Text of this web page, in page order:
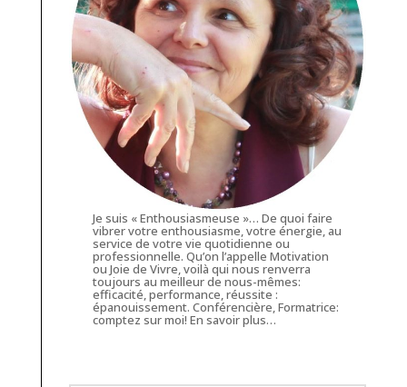
Je suis « Enthousiasmeuse »… De quoi faire
vibrer votre enthousiasme, votre énergie, au
service de votre vie quotidienne ou
professionnelle. Qu’on l’appelle Motivation
ou Joie de Vivre, voilà qui nous renverra
toujours au meilleur de nous-mêmes:
efficacité, performance, réussite :
épanouissement. Conférencière, Formatrice:
comptez sur moi! En savoir plus…